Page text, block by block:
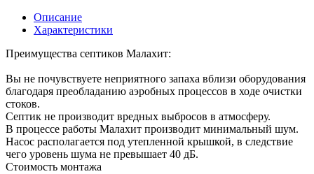
Описание
Характеристики
Преимущества септиков Малахит:
Вы не почувствуете неприятного запаха вблизи оборудования
благодаря преобладанию аэробных процессов в ходе очистки
стоков.
Септик не производит вредных выбросов в атмосферу.
В процессе работы Малахит производит минимальный шум.
Насос располагается под утепленной крышкой, в следствие
чего уровень шума не превышает 40 дБ.
Стоимость монтажа